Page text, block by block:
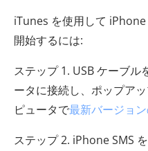
iTunes を使用して
開始するには:
ステップ 1. USB ケーブ
ータに接続し、ポップア
ピュータで最新バージョ
ステップ 2. iPhone SMS